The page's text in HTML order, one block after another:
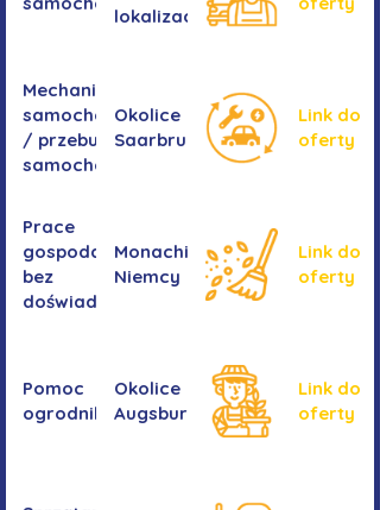
lokalizacji
Mechanika
samochodowa
/ przebudowa
samochodów
Okolice
Saarbrucken
Link do
oferty
Prace
gospodarcze -
bez
doświadczenia
Monachium,
Niemcy
Link do
oferty
Pomoc
ogrodnika
Okolice
Augsburga
Link do
oferty